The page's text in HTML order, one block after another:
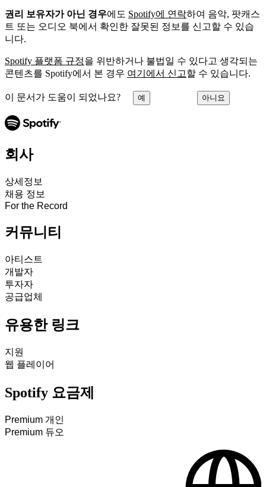
권리 보유자가 아닌 경우에도 Spotify에 연락하여 음악, 팟캐스
트 또는 오디오 북에서 확인한 잘못된 정보를 신고할 수 있습
니다.
Spotify 플랫폼 규정을 위반하거나 불법일 수 있다고 생각되는
콘텐츠를 Spotify에서 본 경우 여기에서 신고할 수 있습니다.
이 문서가 도움이 되었나요? 예 아니요
회사
상세정보
채용 정보
For the Record
커뮤니티
아티스트
개발자
투자자
공급업체
유용한 링크
지원
웹 플레이어
Spotify 요금제
Premium 개인
Premium 듀오